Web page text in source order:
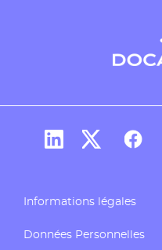
Compte Linkedin
Compte X
Informations légales
Données Personnelles